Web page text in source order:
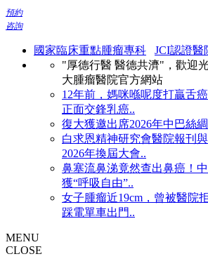
預約
咨詢
國家臨床重點腫瘤專科
JCI認證醫
"厚德行醫 醫德共濟"，歡迎
大腫瘤醫院官方網站
12年前，媽咪喺呢度打贏舌
正面交鋒乳癌..
復大獲邀出席2026年中巴絲
白求恩精神研究會醫院報刊
2026年換屆大會..
鼻塞流鼻涕竟然查出鼻癌！
獲“呼吸自由”..
女子腫瘤近19cm，曾被醫院
踩電單車出門..
MENU
CLOSE